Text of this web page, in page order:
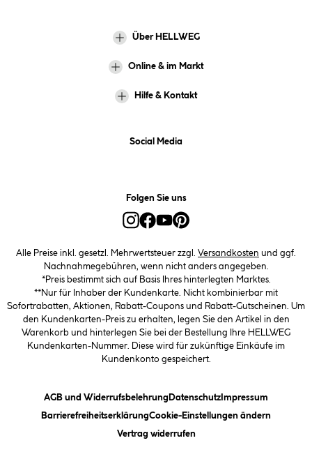
Über HELLWEG
Online & im Markt
Hilfe & Kontakt
Social Media
Folgen Sie uns
Alle Preise inkl. gesetzl. Mehrwertsteuer zzgl. Versandkosten und ggf.
Nachnahmegebühren, wenn nicht anders angegeben.
*Preis bestimmt sich auf Basis Ihres hinterlegten Marktes.
**Nur für Inhaber der Kundenkarte. Nicht kombinierbar mit
Sofortrabatten, Aktionen, Rabatt-Coupons und Rabatt-Gutscheinen. Um
den Kundenkarten-Preis zu erhalten, legen Sie den Artikel in den
Warenkorb und hinterlegen Sie bei der Bestellung Ihre HELLWEG
Kundenkarten-Nummer. Diese wird für zukünftige Einkäufe im
Kundenkonto gespeichert.
AGB und Widerrufsbelehrung (öffnet ein Dialogfeld)
Datenschutz(öffnet ein Dialogfeld)
Impressum
Barrierefreiheitserklärung(öffnet ein Dialogfeld)
Cookie-Einstellungen ändern(öffnet
Vertrag widerrufen